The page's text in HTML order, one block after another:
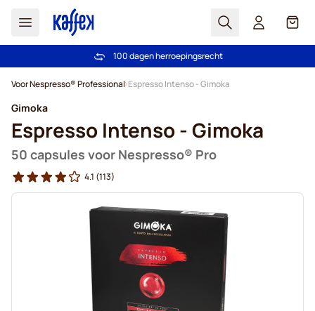
Zoek Cart
Gratis vanaf € 49
100 dagen herroepingsrecht
Voor Nespresso® Professional Espresso Intenso - Gimoka
Gimoka
Espresso Intenso - Gimoka
50 capsules voor Nespresso® Pro
4.1 (113)